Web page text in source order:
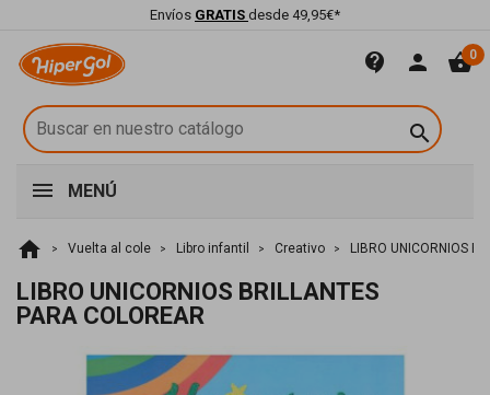
Envíos GRATIS desde 49,95€*
contact_support person shopping_basket0

MENÚ
home Vuelta al cole Libro infantil Creativo LIBRO UNICORNIOS
LIBRO UNICORNIOS BRILLANTES
PARA COLOREAR